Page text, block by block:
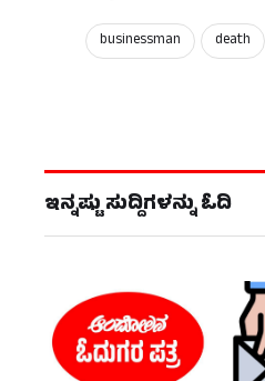
businessman death
ಇನ್ನಷ್ಟು ಸುದ್ದಿಗಳನ್ನು ಓದಿ